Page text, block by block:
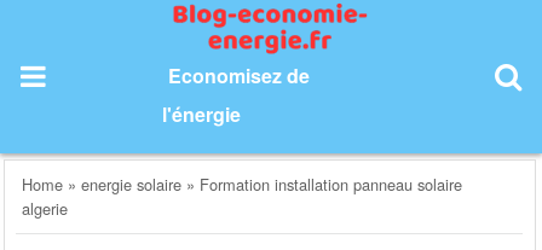
content
Economisez de
l'énergie
Home »energie solaire » Formation installation panneau solaire
algerie